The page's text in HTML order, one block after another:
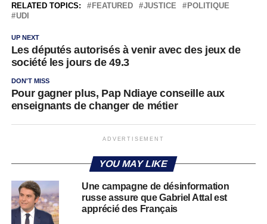
RELATED TOPICS: FEATURED JUSTICE
POLITIQUE
UDI
UP NEXT
Les députés autorisés à venir avec des jeux de
société les jours de 49.3
DON'T MISS
Pour gagner plus, Pap Ndiaye conseille aux
enseignants de changer de métier
ADVERTISEMENT
YOU MAY LIKE
Une campagne de désinformation
russe assure que Gabriel Attal est
apprécié des Français